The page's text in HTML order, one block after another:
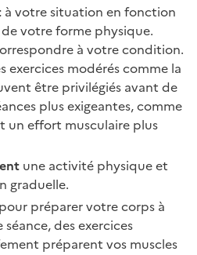
à votre situation en fonction
votre forme physique.
à votre condition.
exercices modérés comme la
être privilégiés avant de
plus exigeantes, comme
un effort musculaire plus
une activité physique et
graduelle.
préparer votre corps à
des exercices
préparent vos muscles